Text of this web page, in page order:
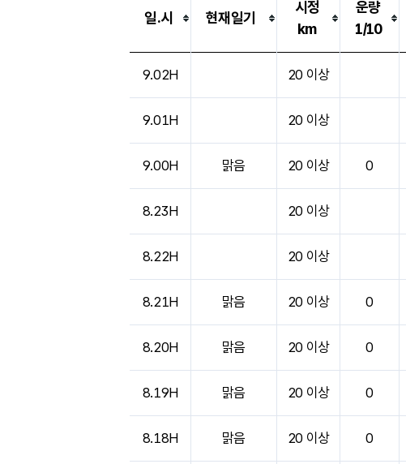
일.시 현재일기
시정
km
운량
1/10
9.02H 20 이상
9.01H 20 이상
9.00H 맑음 20 이상 0
8.23H 20 이상
8.22H 20 이상
8.21H 맑음 20 이상 0
8.20H 맑음 20 이상 0
8.19H 맑음 20 이상 0
8.18H 맑음 20 이상 0